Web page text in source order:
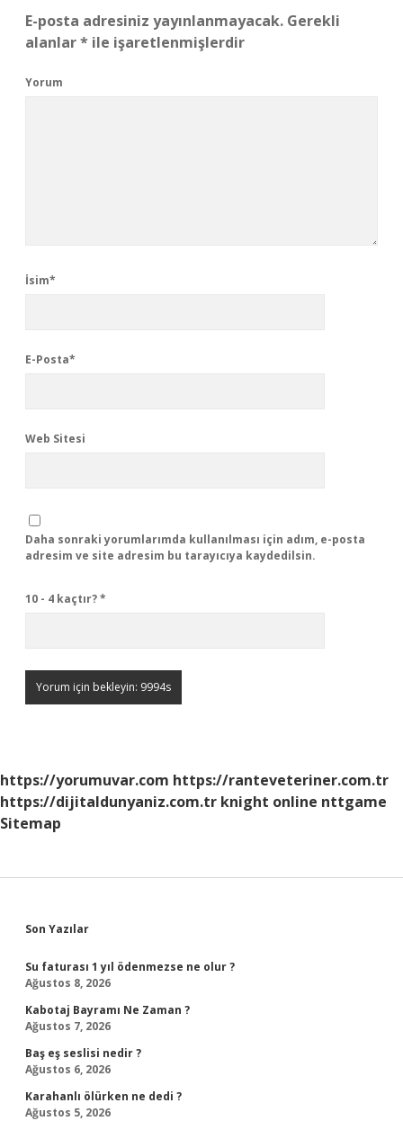
E-posta adresiniz yayınlanmayacak. Gerekli
alanlar* ile işaretlenmişlerdir
Yorum
İsim*
E-Posta*
Web Sitesi
Daha sonraki yorumlarımda kullanılması için adım, e-posta
adresim ve site adresim bu tarayıcıya kaydedilsin.
10 - 4 kaçtır?*
https://yorumuvar.com https://ranteveteriner.com.tr
https://dijitaldunyaniz.com.tr knight online nttgame
Sitemap
Sidebar
Son Yazılar
Su faturası 1 yıl ödenmezse ne olur ?
Ağustos 8, 2026
Kabotaj Bayramı Ne Zaman ?
Ağustos 7, 2026
Baş eş seslisi nedir ?
Ağustos 6, 2026
Karahanlı ölürken ne dedi ?
Ağustos 5, 2026